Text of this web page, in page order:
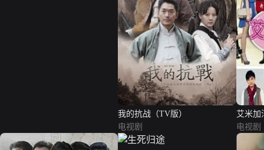
我的抗战（TV版）
电视剧
艾米加
电视剧